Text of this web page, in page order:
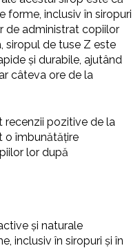
forme, inclusiv în siropuri
de administrat copiilor
siropul de tuse Z este
și durabile, ajutând
câteva ore de la
recenzii pozitive de la
o îmbunătățire
lor după
și naturale
inclusiv în siropuri și în